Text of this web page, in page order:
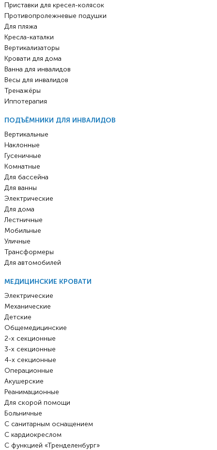
Приставки для кресел-колясок
Противопролежневые подушки
Для пляжа
Кресла-каталки
Вертикализаторы
Кровати для дома
Ванна для инвалидов
Весы для инвалидов
Тренажёры
Иппотерапия
ПОДЪЁМНИКИ ДЛЯ ИНВАЛИДОВ
Вертикальные
Наклонные
Гусеничные
Комнатные
Для бассейна
Для ванны
Электрические
Для дома
Лестничные
Мобильные
Уличные
Трансформеры
Для автомобилей
МЕДИЦИНСКИЕ КРОВАТИ
Электрические
Механические
Детские
Общемедицинские
2-х секционные
3-х секционные
4-х секционные
Операционные
Акушерские
Реанимационные
Для скорой помощи
Больничные
С санитарным оснащением
С кардиокреслом
С функцией «Тренделенбург»